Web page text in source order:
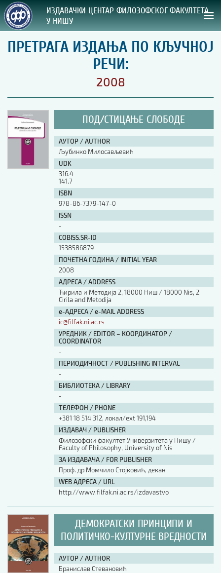
ИЗДАВАЧКИ ЦЕНТАР ФИЛОЗОФСКОГ ФАКУЛТЕТА
У НИШУ
СВА НАША ИЗДАЊА
ВРСТА ИЗДАЊА:
ПРЕГЛЕД
УПУТСТВА
УПУТСТВА
Правилник о издавачкој делатности
Упутство ауторима
Упутство уредницима
Изјава о ауторству
Изјава о лектури
Изјава о коришћењу ауторског дела
Упутство за бирање лиценце
Уговор са аутором
Шаблон прве стране и импресума [B5, ћир]
Шаблон прве стране и импресума [B5, лат]
Шаблон прве стране и импресума [B5, енг]
Етички кодекс
ПРЕТРАГА ИЗДАЊА
Наслов или део наслова
АУТОР / AUTHOR
ISBN
ISSN
ПРЕТРАГА ИЗДАЊА ПО КЉУЧНОЈ
РЕЧИ:
2008
ПОД/СТИЦАЊЕ СЛОБОДЕ
АУТОР / AUTHOR
Љубинко Милосављевић
UDK
316.4
141.7
ISBN
978-86-7379-147-0
ISSN
-
COBISS.SR-ID
1538586879
ПОЧЕТНА ГОДИНА / INITIAL YEAR
2008
АДРЕСА / ADDRESS
Ћирила и Методија 2, 18000 Ниш / 18000 Nis, 2
Cirila and Metodija
е-АДРЕСА / e-MAIL ADDRESS
ic@filfak.ni.ac.rs
УРЕДНИК / EDITOR – КООРДИНАТОР /
COORDINATOR
-
ПЕРИОДИЧНОСТ / PUBLISHING INTERVAL
-
БИБЛИОТЕКА / LIBRARY
-
ТЕЛЕФОН / PHONE
+381 18 514 312, локал/ext 191,194
ИЗДАВАЧ / PUBLISHER
Филозофски факултет Универзитета у Нишу /
Faculty of Philosophy, University of Nis
ЗА ИЗДАВАЧА / FOR PUBLISHER
Проф. др Момчило Стојковић, декан
WEB АДРЕСА / URL
http://www.filfak.ni.ac.rs/izdavastvo
ДЕМОКРАТСКИ ПРИНЦИПИ И
ПОЛИТИЧКО-КУЛТУРНЕ ВРЕДНОСТИ
АУТОР / AUTHOR
Бранислав Стевановић